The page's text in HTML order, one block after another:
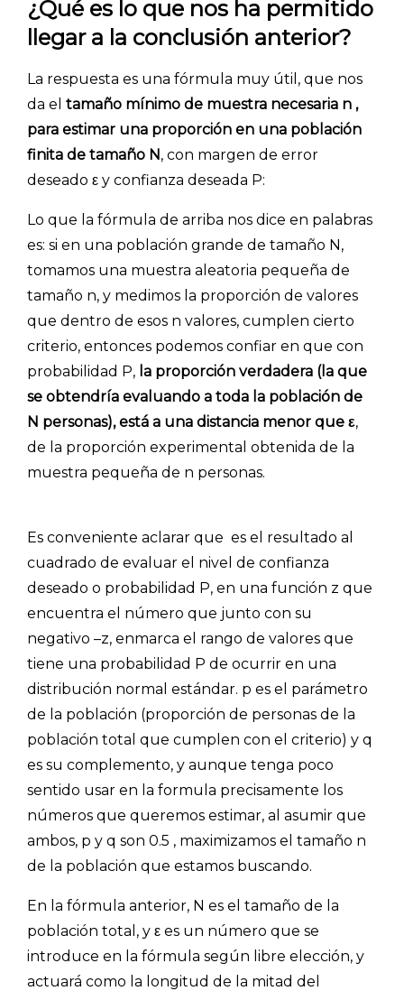
INICIO
CÓMO FUNCIONA
PLANTILLAS
PRECIOS
¿Qué es lo que nos ha permitido
llegar a la conclusión anterior?
La respuesta es una fórmula muy útil, que nos
da el tamaño mínimo de muestra necesaria n ,
para estimar una proporción en una población
finita de tamaño N, con margen de error
deseado ε y confianza deseada P:
Lo que la fórmula de arriba nos dice en palabras
es: si en una población grande de tamaño N,
tomamos una muestra aleatoria pequeña de
tamaño n, y medimos la proporción de valores
que dentro de esos n valores, cumplen cierto
criterio, entonces podemos confiar en que con
probabilidad P, la proporción verdadera (la que
se obtendría evaluando a toda la población de
N personas), está a una distancia menor que ε,
de la proporción experimental obtenida de la
muestra pequeña de n personas.
Es conveniente aclarar que es el resultado al
cuadrado de evaluar el nivel de confianza
deseado o probabilidad P, en una función z que
encuentra el número que junto con su
negativo –z, enmarca el rango de valores que
tiene una probabilidad P de ocurrir en una
distribución normal estándar. p es el parámetro
de la población (proporción de personas de la
población total que cumplen con el criterio) y q
es su complemento, y aunque tenga poco
sentido usar en la formula precisamente los
números que queremos estimar, al asumir que
ambos, p y q son 0.5 , maximizamos el tamaño n
de la población que estamos buscando.
En la fórmula anterior, N es el tamaño de la
población total, y ε es un número que se
introduce en la fórmula según libre elección, y
actuará como la longitud de la mitad del